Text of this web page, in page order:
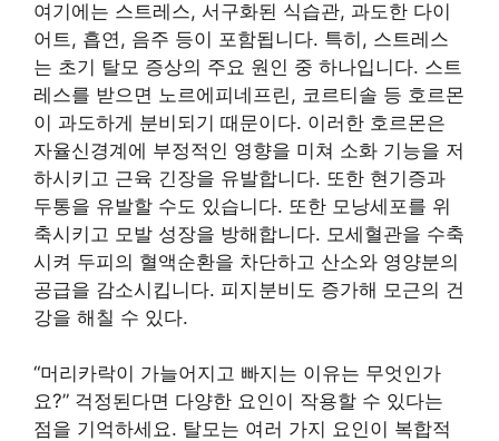
여기에는 스트레스, 서구화된 식습관, 과도한 다이
어트, 흡연, 음주 등이 포함됩니다. 특히, 스트레스
는 초기 탈모 증상의 주요 원인 중 하나입니다. 스트
레스를 받으면 노르에피네프린, 코르티솔 등 호르몬
이 과도하게 분비되기 때문이다. 이러한 호르몬은
자율신경계에 부정적인 영향을 미쳐 소화 기능을 저
하시키고 근육 긴장을 유발합니다. 또한 현기증과
두통을 유발할 수도 있습니다. 또한 모낭세포를 위
축시키고 모발 성장을 방해합니다. 모세혈관을 수축
시켜 두피의 혈액순환을 차단하고 산소와 영양분의
공급을 감소시킵니다. 피지분비도 증가해 모근의 건
강을 해칠 수 있다.
“머리카락이 가늘어지고 빠지는 이유는 무엇인가
요?” 걱정된다면 다양한 요인이 작용할 수 있다는
점을 기억하세요. 탈모는 여러 가지 요인이 복합적